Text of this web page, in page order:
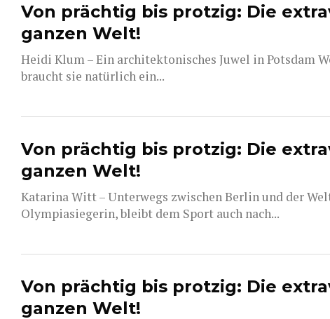
Von prächtig bis protzig: Die
ganzen Welt!
Heidi Klum – Ein architektonisches Juwel in Potsdam
braucht sie natürlich ein...
Von prächtig bis protzig: Die
ganzen Welt!
Katarina Witt – Unterwegs zwischen Berlin und der
Olympiasiegerin, bleibt dem Sport auch nach...
Von prächtig bis protzig: Die
ganzen Welt!